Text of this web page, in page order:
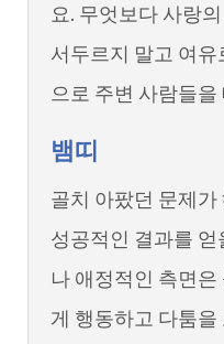
요. 무엇보다 사랑
서두르지 말고 여
으로 주변 사람들을
뱀띠
골치 아팠던 문제
성공적인 결과를 얻
나 애정적인 측면
게 행동하고 다툼